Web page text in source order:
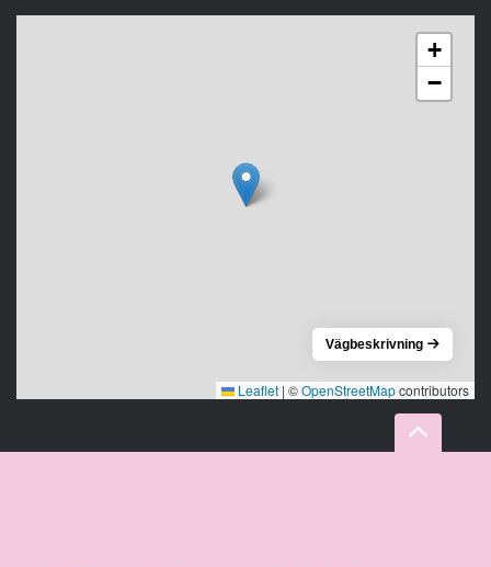
+
−
Leaflet | ©OpenStreetMapcontributors
Vägbeskrivning